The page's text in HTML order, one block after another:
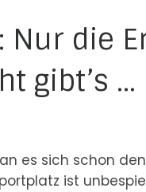
Nur die
gibt’s …
es sich schon
ist